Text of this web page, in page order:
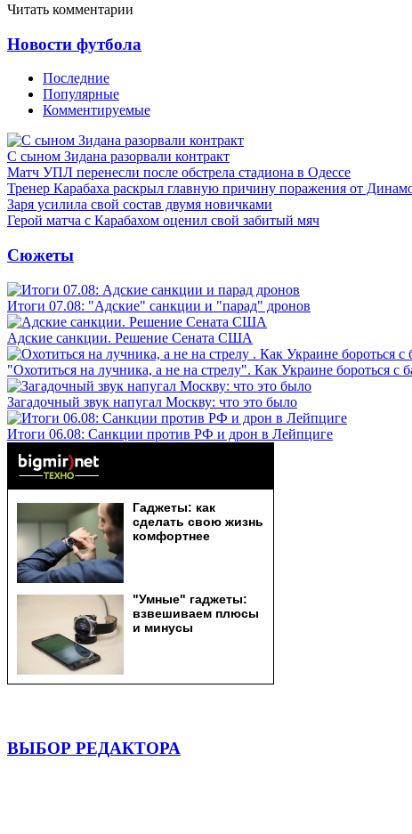
Читать комментарии
Новости футбола
Последние
Популярные
Комментируемые
С сыном Зидана разорвали контракт
Матч УПЛ перенесли после обстрела стадиона в Одессе
Тренер Карабаха раскрыл главную причину поражения от
Заря усилила свой состав двумя новичками
Герой матча с Карабахом оценил свой забитый мяч
Сюжеты
Итоги 07.08: "Адские" санкции и "парад" дронов
Адские санкции. Решение Сената США
"Охотиться на лучника, а не на стрелу". Как Украине бороться с
Загадочный звук напугал Москву: что это было
Итоги 06.08: Санкции против РФ и дрон в Лейпциге
ВЫБОР РЕДАКТОРА